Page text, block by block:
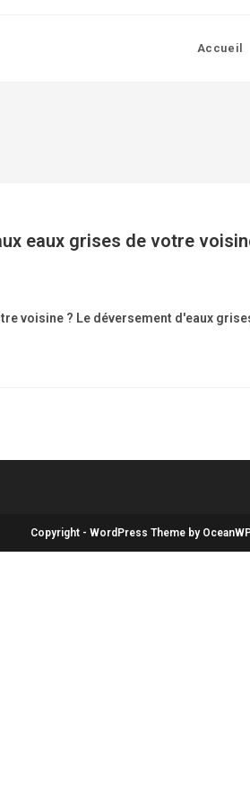
Accueil
eaux grises de votre
voisine ? Le déversement d'eaux
Copyright - WordPress Theme by